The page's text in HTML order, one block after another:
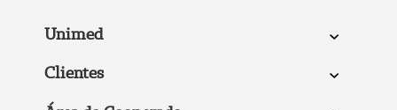
Unimed
Clientes